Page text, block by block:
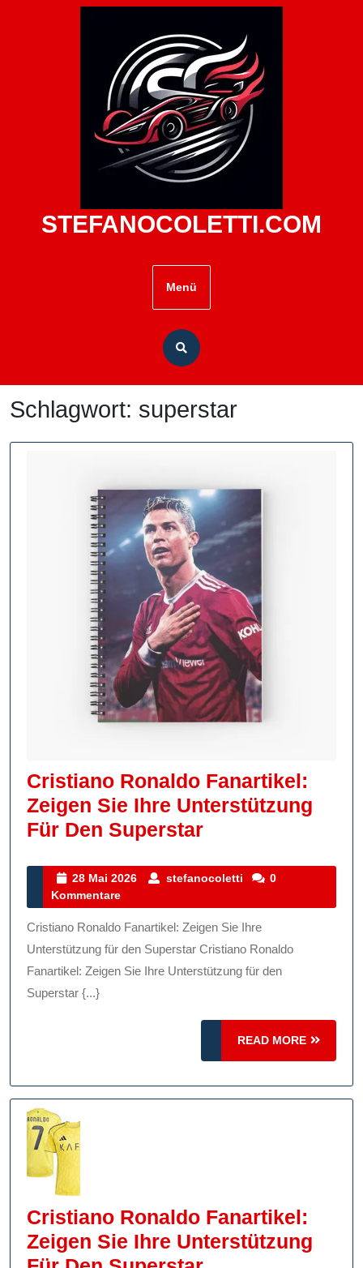
STEFANOCOLETTI.COM
Menü
Schlagwort: superstar
Cristiano Ronaldo Fanartikel:
Zeigen Sie Ihre Unterstützung
Für Den SuperstarCristiano
Fanartikel:
Sie
Ihre
Unterstützung
Den
Superstar
28 Mai 2026
28
2026
stefanocoletti stefanocoletti
0
Kommentare
Cristiano Ronaldo Fanartikel: Zeigen Sie Ihre
Unterstützung für den Superstar Cristiano Ronaldo
Fanartikel: Zeigen Sie Ihre Unterstützung für den
Superstar {...}
READ MORE
READ
MORE
Cristiano Ronaldo Fanartikel:
Zeigen Sie Ihre Unterstützung